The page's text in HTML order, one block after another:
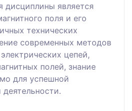
дисциплины является
поля и его
технических
современных методов
цепей,
полей, знание
для успешной